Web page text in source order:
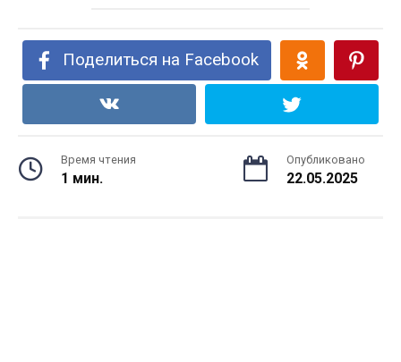
Поделиться на Facebook
Время чтения
1 мин.
Опубликовано
22.05.2025